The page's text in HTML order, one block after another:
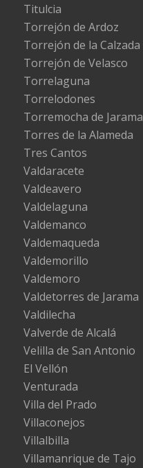
Titulcia
Torrejón de Ardoz
Torrejón de la Calzada
Torrejón de Velasco
Torrelaguna
Torrelodones
Torremocha de Jarama
Torres de la Alameda
Tres Cantos
Valdaracete
Valdeavero
Valdelaguna
Valdemanco
Valdemaqueda
Valdemorillo
Valdemoro
Valdetorres de Jarama
Valdilecha
Valverde de Alcalá
Velilla de San Antonio
El Vellón
Venturada
Villa del Prado
Villaconejos
Villalbilla
Villamanrique de Tajo